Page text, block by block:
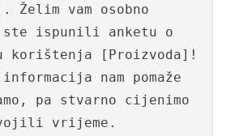
vam osobno
ispunili anketu o
korištenja [Proizvoda]!
nam pomaže
pa stvarno cijenimo
vrijeme.